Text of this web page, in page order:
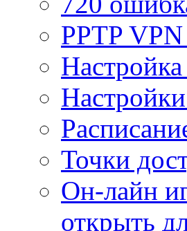
PPTP
Точки
Он-лайн
открыть